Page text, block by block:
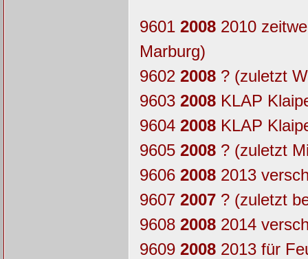
9601 20082010
Marburg)
9602 2008? (zuletzt
9603 2008KLAP
9604 2008KLAP
9605 2008? (zuletzt
9606 20082013
9607 2007? (zuletzt
9608 20082014
9609 20082013 für